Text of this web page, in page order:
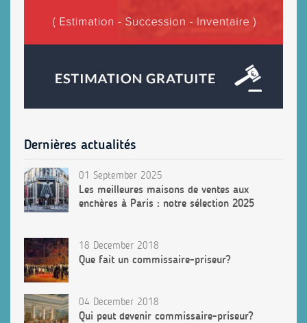
Dernières actualités
01 September 2025
Les meilleures maisons de ventes aux
enchères à Paris : notre sélection 2025
18 December 2018
Que fait un commissaire-priseur?
04 December 2018
Qui peut devenir commissaire-priseur?